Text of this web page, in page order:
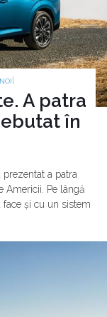
A patra
în
a patra
Americii. Pe lângă
face și cu un sistem